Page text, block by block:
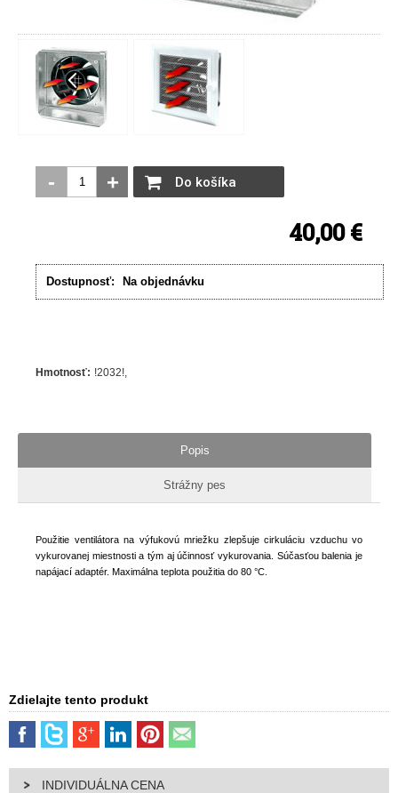
- + Do košíka
40,00 €
Dostupnosť: Na objednávku
Hmotnosť: !2032!
Popis
Strážny pes
Použitie ventilátora na výfukovú mriežku zlepšuje cirkuláciu vzduchu vo
vykurovanej miestnosti a tým aj účinnosť vykurovania. Súčasťou balenia je
napájací adaptér. Maximálna teplota použitia do 80 °C.
Zdielajte tento produkt
INDIVIDUÁLNA CENA